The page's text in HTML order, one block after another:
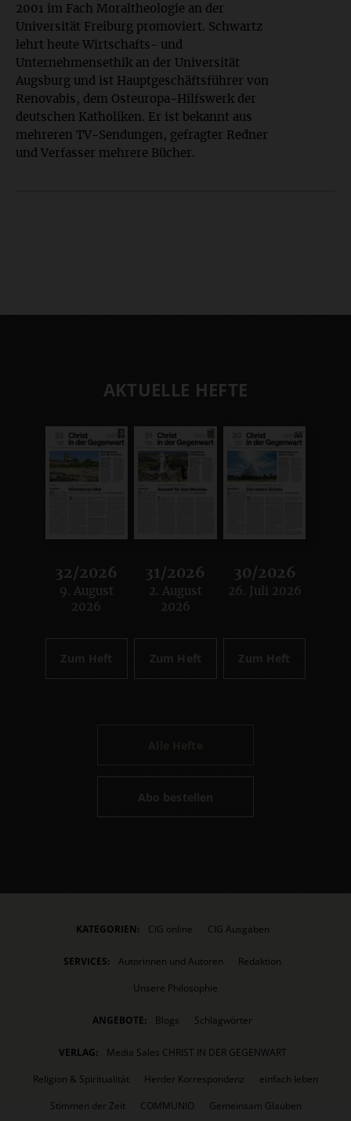
2001 im Fach Moraltheologie an der
Universität Freiburg promoviert. Schwartz
lehrt heute Wirtschafts- und
Unternehmensethik an der Universität
Augsburg und ist Hauptgeschäftsführer von
Renovabis, dem Osteuropa-Hilfswerk der
deutschen Katholiken. Er ist bekannt aus
mehreren TV-Sendungen, gefragter Redner
und Verfasser mehrere Bücher.
AKTUELLE HEFTE
32/2026
:
9. August
2026
Zum Heft
31/2026
:
2. August
2026
Zum Heft
30/2026
:
26. Juli 2026
Zum Heft
Abo bestellen
KATEGORIEN: CIG online CIG Ausgaben
SERVICES: Autorinnen und Autoren
Redaktion
Unsere Philosophie
ANGEBOTE: Blogs Schlagwörter
VERLAG:
Media Sales CHRIST IN DER GEGENWART
Religion & Spiritualität
Herder Korrespondenz
einfach leben
Stimmen der Zeit
COMMUNIO Gemeinsam Glauben